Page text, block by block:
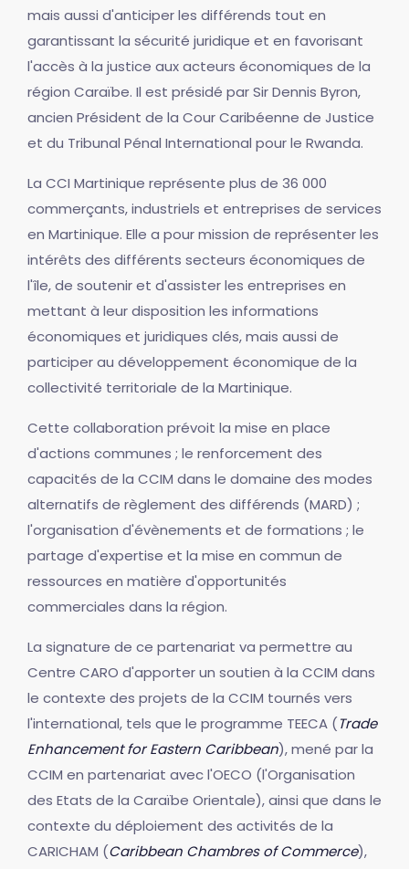
mais aussi d'anticiper les différends tout en
garantissant la sécurité juridique et en favorisant
l'accès à la justice aux acteurs économiques de la
région Caraïbe. Il est présidé par Sir Dennis Byron,
ancien Président de la Cour Caribéenne de Justice
et du Tribunal Pénal International pour le Rwanda.
La CCI Martinique représente plus de 36 000
commerçants, industriels et entreprises de services
en Martinique. Elle a pour mission de représenter les
intérêts des différents secteurs économiques de
l'île, de soutenir et d'assister les entreprises en
mettant à leur disposition les informations
économiques et juridiques clés, mais aussi de
participer au développement économique de la
collectivité territoriale de la Martinique.
Cette collaboration prévoit la mise en place
d'actions communes ; le renforcement des
capacités de la CCIM dans le domaine des modes
alternatifs de règlement des différends (MARD) ;
l'organisation d'évènements et de formations ; le
partage d'expertise et la mise en commun de
ressources en matière d'opportunités
commerciales dans la région.
La signature de ce partenariat va permettre au
Centre CARO d'apporter un soutien à la CCIM dans
le contexte des projets de la CCIM tournés vers
l'international, tels que le programme TEECA (Trade
Enhancement for Eastern Caribbean), mené par la
CCIM en partenariat avec l'OECO (l'Organisation
des Etats de la Caraïbe Orientale), ainsi que dans le
contexte du déploiement des activités de la
CARICHAM (Caribbean Chambres of Commerce),